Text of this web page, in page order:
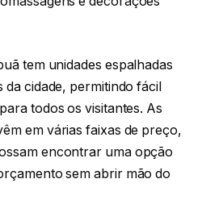
tem unidades espalhadas
cidade, permitindo fácil
todos os visitantes. As
em várias faixas de preço,
encontrar uma opção
sem abrir mão do